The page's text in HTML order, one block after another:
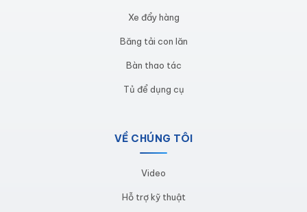
Bảo vệ dụng cụ
Tối ưu hóa lưu trữ và quản lý
dụng cụ
Tăng năng suất lao động
Tiết kiệm chi phí quản
lý cho doanh nghiệp
Xe đẩy hàng
Băng tải con lăn
Bàn thao tác
Tủ để dụng cụ
VỀ CHÚNG TÔI
Video
Hỗ trợ kỹ thuật